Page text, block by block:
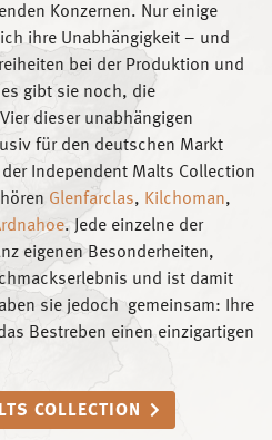
Konzernen. Nur einige
ihre Unabhängigkeit – und
bei der Produktion und
gibt sie noch, die
dieser unabhängigen
für den deutschen Markt
Independent Malts Collection
Glenfarclas, Kilchoman,
. Jede einzelne der
eigenen Besonderheiten,
und ist damit
sie jedoch gemeinsam: Ihre
Bestreben einen einzigartigen
COLLECTION